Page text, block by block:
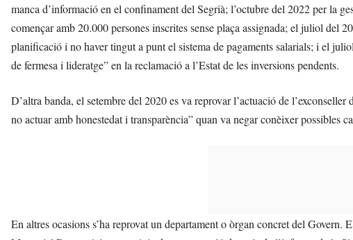
manca d’informació en el confinament del Segrià; l’octubre del 2022 per la
començar amb 20.000 persones inscrites sense plaça assignada; el juliol del
planificació i no haver tingut a punt el sistema de pagaments salarials; i el
de fermesa i lideratge” en la reclamació a l’Estat de les inversions pendents.
D’altra banda, el setembre del 2020 es va reprovar l’actuació de
no actuar amb honestedat i transparència” quan va negar conèixer possibles
En altres ocasions s’ha reprovat un departament o òrgan concret del